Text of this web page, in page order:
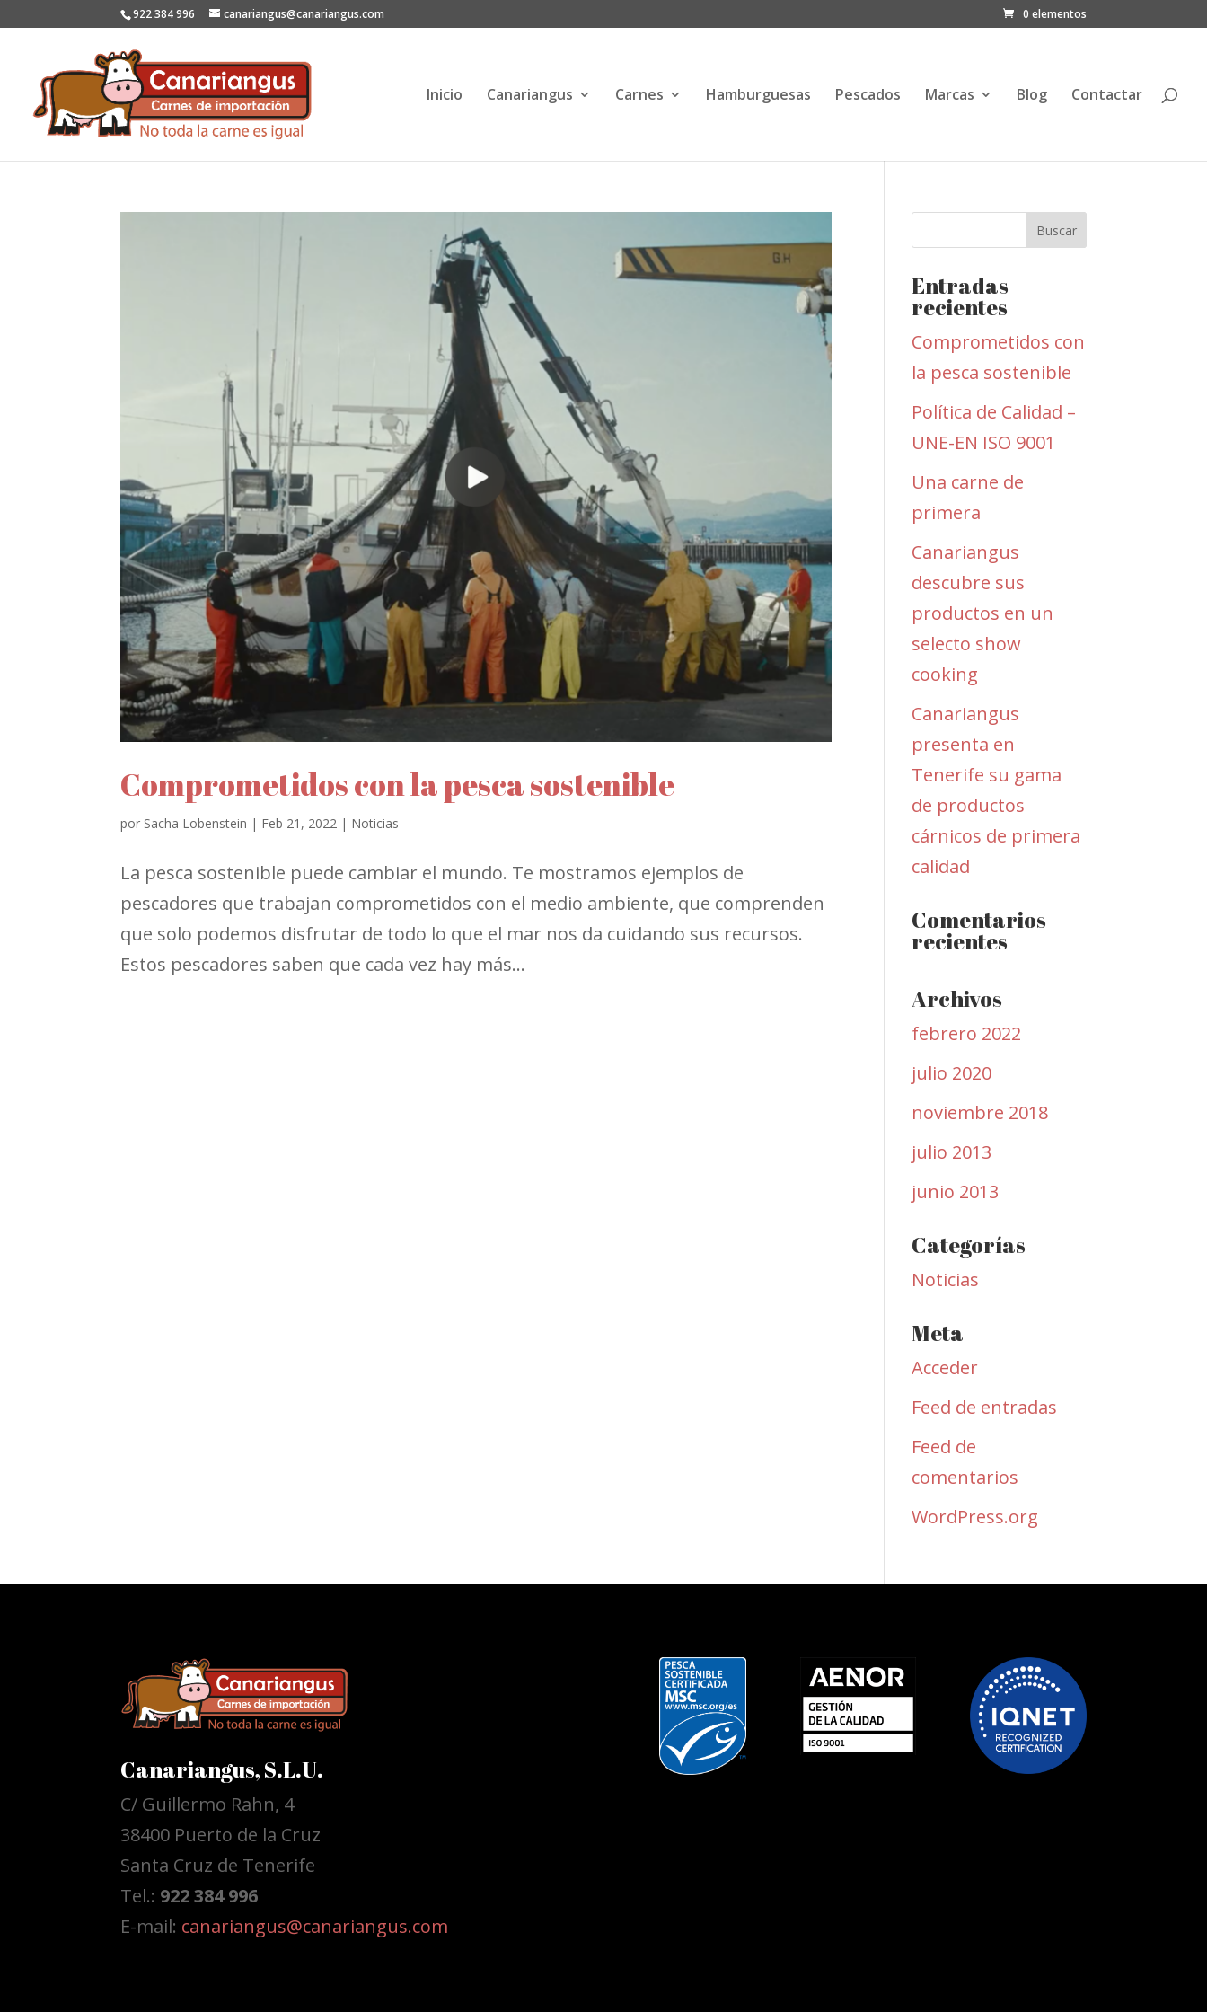
922 384 996 canariangus@canariangus.com 0 elementos
Inicio Canariangus Carnes Hamburguesas Pescados Marcas Blog Contactar
Comprometidos con la pesca sostenible
por Sacha Lobenstein | Feb 21, 2022 | Noticias
La pesca sostenible puede cambiar el mundo. Te mostramos ejemplos de
pescadores que trabajan comprometidos con el medio ambiente, que comprenden
que solo podemos disfrutar de todo lo que el mar nos da cuidando sus recursos.
Estos pescadores saben que cada vez hay más...
Entradas
recientes
Comprometidos con
la pesca sostenible
Política de Calidad –
UNE-EN ISO 9001
Una carne de
primera
Canariangus
descubre sus
productos en un
selecto show
cooking
Canariangus
presenta en
Tenerife su gama
de productos
cárnicos de primera
calidad
Comentarios
recientes
Archivos
febrero 2022
julio 2020
noviembre 2018
julio 2013
junio 2013
Categorías
Noticias
Meta
Acceder
Feed de entradas
Feed de
comentarios
WordPress.org
Canariangus, S.L.U.
C/ Guillermo Rahn, 4
38400 Puerto de la Cruz
Santa Cruz de Tenerife
Tel.: 922 384 996
E-mail: canariangus@canariangus.com